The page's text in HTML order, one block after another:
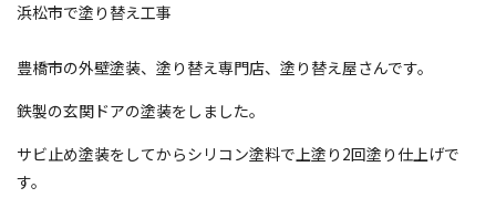
浜松市で塗り替え工事
豊橋市の外壁塗装、塗り替え専門店、塗り替え屋さんです。
⁡鉄製の玄関ドアの塗装をしました。
サビ止め塗装をしてからシリコン塗料で上塗り2回塗り仕上げで
す。